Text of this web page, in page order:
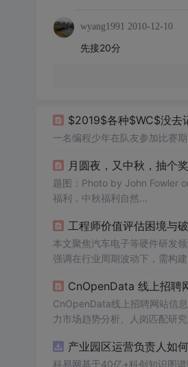
wyang1991 2010-12-10
先接20分
$2019$各种$WC$没去
一名编程少年在队友参加比赛
月圆夜，又中秋，抽个奖
题图：Photo by John Fowler
福利，中秋福利自然...
工程师价值评估困境与
本文聚焦汽车电子等硬件研发
强调在行业周期波动下，需构
制度化实践。
CnOpenData 线上招聘
CnOpenData线上招聘网站信
力市场趋势分析、人岗匹配研
产业园区运营负责人如
科易网基于40亿+科创知识图